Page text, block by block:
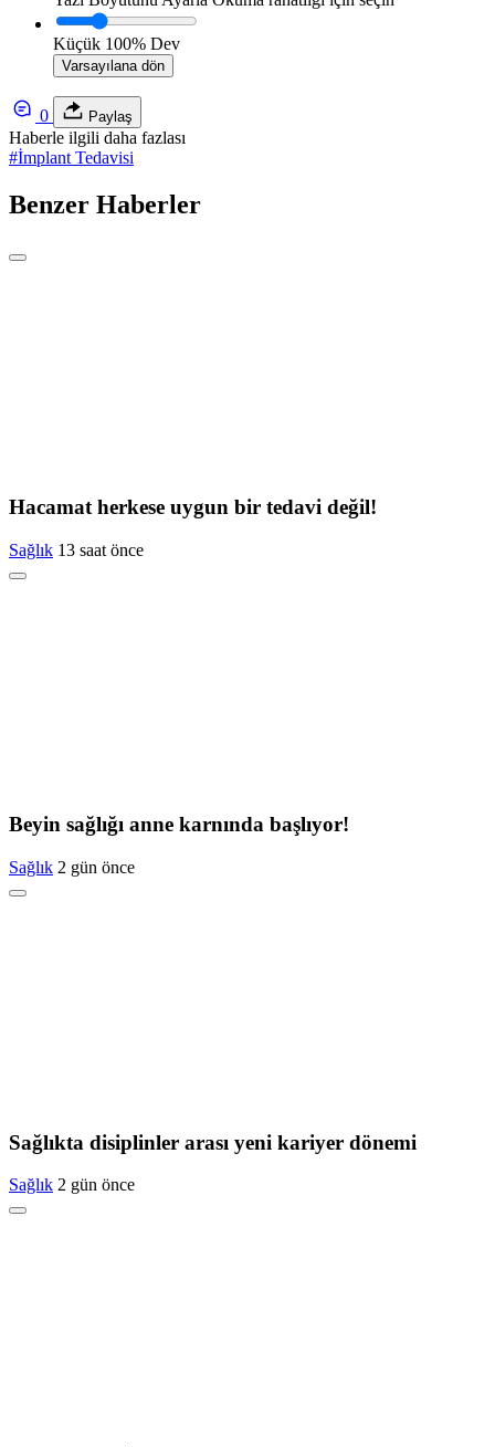
Küçük 100% Dev
Varsayılana dön
0 Paylaş
Haberle ilgili daha fazlası
#İmplant Tedavisi
Benzer Haberler
Hacamat herkese uygun bir tedavi değil!
Sağlık 13 saat önce
Beyin sağlığı anne karnında başlıyor!
Sağlık 2 gün önce
Sağlıkta disiplinler arası yeni kariyer dönemi
Sağlık 2 gün önce